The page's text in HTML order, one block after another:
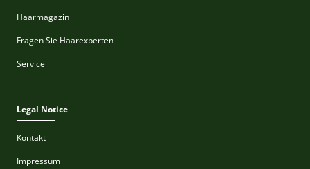
Haarmagazin
Fragen Sie Haarexperten
Service
Legal Notice
Kontakt
Impressum